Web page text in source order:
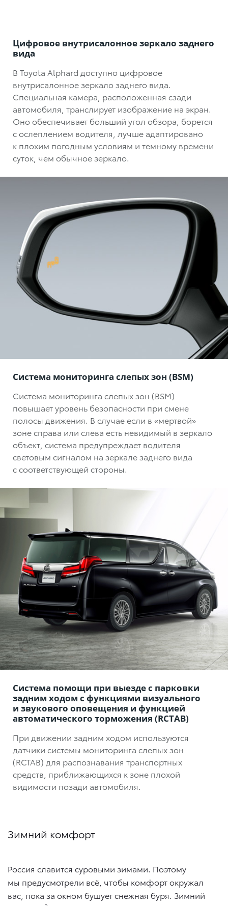
Цифровое внутрисалонное зеркало заднего
вида
В Toyota Alphard доступно цифровое
внутрисалонное зеркало заднего вида.
Специальная камера, расположенная сзади
автомобиля, транслирует изображение на экран.
Оно обеспечивает больший угол обзора, борется
с ослеплением водителя, лучше адаптировано
к плохим погодным условиям и темному времени
суток, чем обычное зеркало.
Система мониторинга слепых зон (BSM)
Система мониторинга слепых зон (BSM)
повышает уровень безопасности при смене
полосы движения. В случае если в «мертвой»
зоне справа или слева есть невидимый в зеркало
объект, система предупреждает водителя
световым сигналом на зеркале заднего вида
с соответствующей стороны.
Система помощи при выезде с парковки
задним ходом с функциями визуального
и звукового оповещения и функцией
автоматического торможения (RCTAB)
При движении задним ходом используются
датчики системы мониторинга слепых зон
(RCTAB) для распознавания транспортных
средств, приближающихся к зоне плохой
видимости позади автомобиля.
Зимний комфорт
Россия славится суровыми зимами. Поэтому
мы предусмотрели всё, чтобы комфорт окружал
вас, пока за окном бушует снежная буря. Зимний